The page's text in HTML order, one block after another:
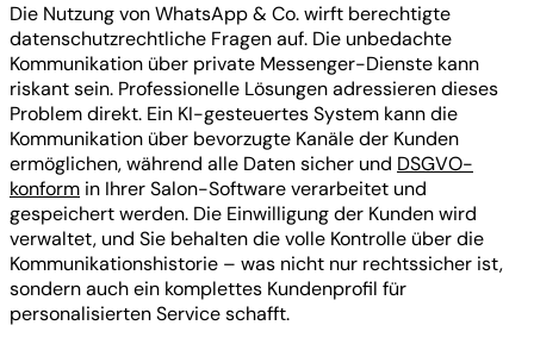
Die Nutzung von WhatsApp & Co. wirft berechtigte
datenschutzrechtliche Fragen auf. Die unbedachte
Kommunikation über private Messenger-Dienste kann
riskant sein. Professionelle Lösungen adressieren dieses
Problem direkt. Ein KI-gesteuertes System kann die
Kommunikation über bevorzugte Kanäle der Kunden
ermöglichen, während alle Daten sicher und DSGVO-
konform in Ihrer Salon-Software verarbeitet und
gespeichert werden. Die Einwilligung der Kunden wird
verwaltet, und Sie behalten die volle Kontrolle über die
Kommunikationshistorie – was nicht nur rechtssicher ist,
sondern auch ein komplettes Kundenprofil für
personalisierten Service schafft.